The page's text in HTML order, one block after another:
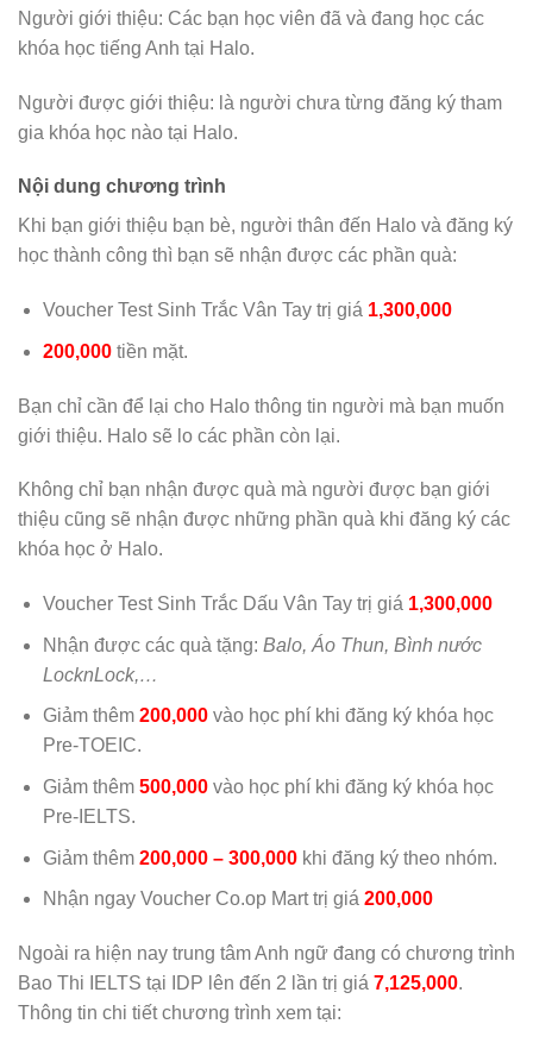
Người giới thiệu: Các bạn học viên đã và đang học các
khóa học tiếng Anh tại Halo.
Người được giới thiệu: là người chưa từng đăng ký tham
gia khóa học nào tại Halo.
Nội dung chương trình
Khi bạn giới thiệu bạn bè, người thân đến Halo và đăng ký
học thành công thì bạn sẽ nhận được các phần quà:
Voucher Test Sinh Trắc Vân Tay trị giá 1,300,000
200,000tiền mặt.
Bạn chỉ cần để lại cho Halo thông tin người mà bạn muốn
giới thiệu. Halo sẽ lo các phần còn lại.
Không chỉ bạn nhận được quà mà người được bạn giới
thiệu cũng sẽ nhận được những phần quà khi đăng ký các
khóa học ở Halo.
Voucher Test Sinh Trắc Dấu Vân Tay trị giá 1,300,000
Nhận được các quà tặng: Balo, Áo Thun, Bình nước
LocknLock,…
Giảm thêm 200,000vào học phí khi đăng ký khóa học
Pre-TOEIC.
Giảm thêm 500,000vào học phí khi đăng ký khóa học
Pre-IELTS.
Giảm thêm 200,000 – 300,000khi đăng ký theo nhóm.
Nhận ngay Voucher Co.op Mart trị giá 200,000
Ngoài ra hiện nay trung tâm Anh ngữ đang có chương trình
Bao Thi IELTS tại IDP lên đến 2 lần trị giá 7,125,000.
Thông tin chi tiết chương trình xem tại: